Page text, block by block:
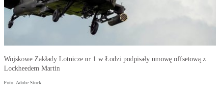
Wojskowe Zakłady Lotnicze nr 1 w Łodzi podpisały umowę offsetową z
Lockheedem Martin
Foto: Adobe Stock